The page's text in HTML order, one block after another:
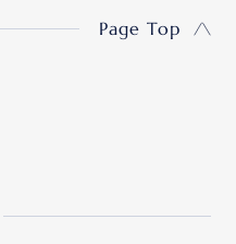
Page Top